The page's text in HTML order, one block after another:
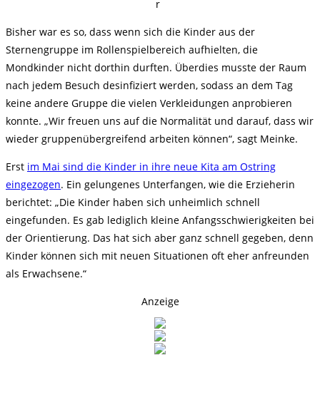
r
Bisher war es so, dass wenn sich die Kinder aus der
Sternengruppe im Rollenspielbereich aufhielten, die
Mondkinder nicht dorthin durften. Überdies musste der Raum
nach jedem Besuch desinfiziert werden, sodass an dem Tag
keine andere Gruppe die vielen Verkleidungen anprobieren
konnte. „Wir freuen uns auf die Normalität und darauf, dass wir
wieder gruppenübergreifend arbeiten können“, sagt Meinke.
Erst im Mai sind die Kinder in ihre neue Kita am Ostring
eingezogen. Ein gelungenes Unterfangen, wie die Erzieherin
berichtet: „Die Kinder haben sich unheimlich schnell
eingefunden. Es gab lediglich kleine Anfangsschwierigkeiten bei
der Orientierung. Das hat sich aber ganz schnell gegeben, denn
Kinder können sich mit neuen Situationen oft eher anfreunden
als Erwachsene.“
Anzeige